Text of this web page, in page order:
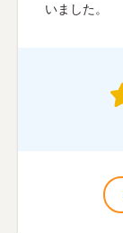
いました。